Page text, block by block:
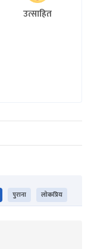
उत्साहित
पुराना लोकप्रिय